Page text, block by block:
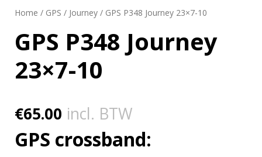
Home / GPS / Journey / GPS P348 Journey 23×7-10
GPS P348 Journey
23×7-10
€65.00 incl. BTW
GPS crossband: